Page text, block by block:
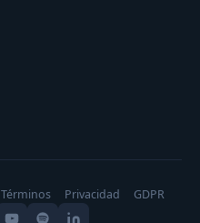
Términos Privacidad GDPR